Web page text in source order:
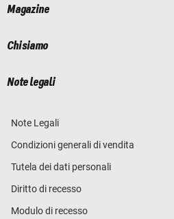
Magazine
Chi siamo
Note legali
Note Legali
Condizioni generali di vendita
Tutela dei dati personali
Diritto di recesso
Modulo di recesso